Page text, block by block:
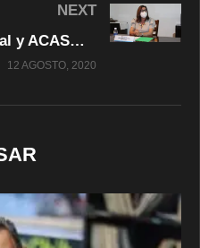
NEXT
Firman Gobierno Municipal y ACASMI convenio para continuar lucha contra el abuso sexual infantil
12 AGOSTO, 2020